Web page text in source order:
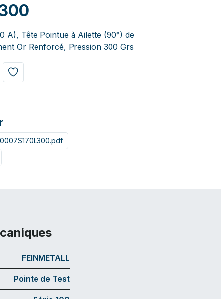
A), Tête Pointue à Ailette (90°) de
Or Renforcé, Pression 300 Grs
FEINMETALL
Pointe de Test